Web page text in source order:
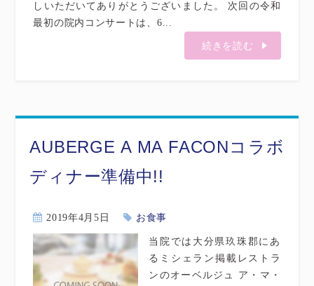
しいただいてありがとうございました。 次回の令和
最初の院内コンサートは、6...
続きを読む
AUBERGE A MA FACONコラボ
ディナー準備中!!
2019年4月5日 お食事
当院では大分県玖珠郡にあ
るミシェラン掲載レストラ
ンのオーベルジュ ア・マ・